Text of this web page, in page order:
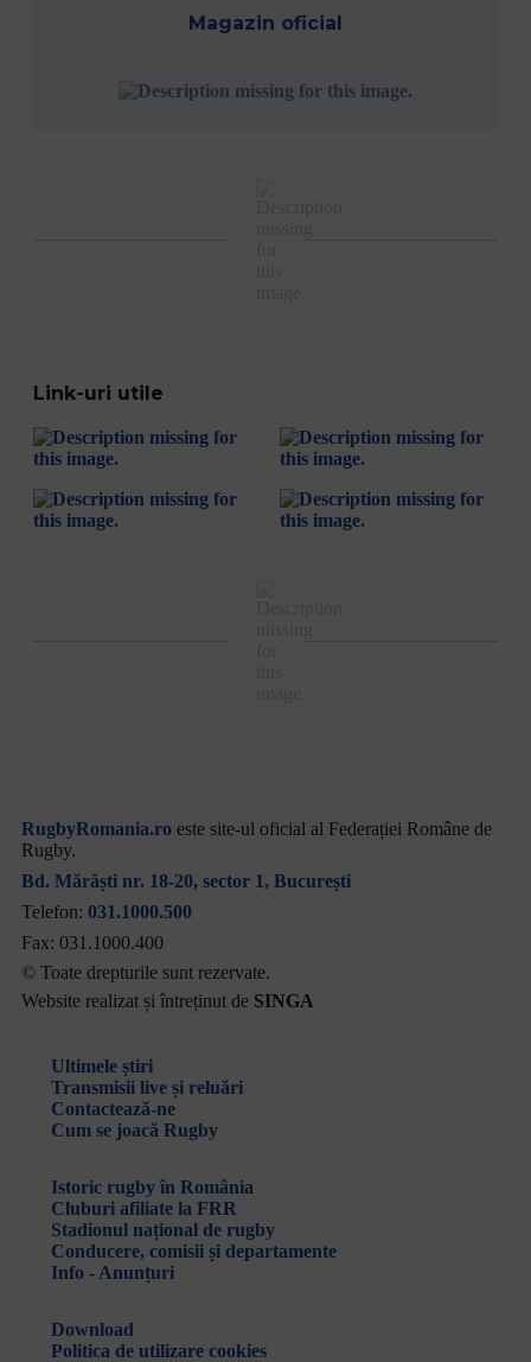
Magazin oficial
Link-uri utile
RugbyRomania.ro este site-ul oficial al Federației Române de
Rugby.
Bd. Mărăști nr. 18-20, sector 1, București
Telefon: 031.1000.500
Fax: 031.1000.400
© Toate drepturile sunt rezervate.
Website realizat și întreținut de SINGA
Ultimele știri
Transmisii live și reluări
Contactează-ne
Cum se joacă Rugby
Istoric rugby în România
Cluburi afiliate la FRR
Stadionul național de rugby
Conducere, comisii și departamente
Info - Anunțuri
Download
Politica de utilizare cookies